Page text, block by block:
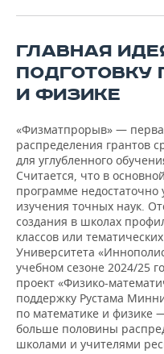
ГЛАВНАЯ
ПОДГОТОВКУ
И ФИЗИКЕ
«Физматпрорыв» —
распределения грантов
для углубленного
Считается, что в
программе недостаточно
изучения точных наук.
создания в школах
классов или
Университета
учебном сезоне 2024/25
проект «Физико-
поддержку Рустама
по математике и физике
больше половины
школами и учителями